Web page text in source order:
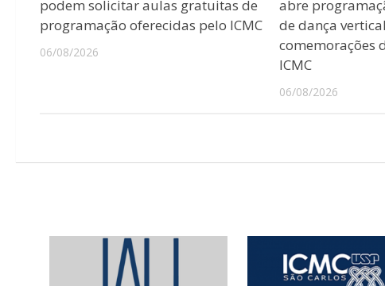
podem solicitar aulas gratuitas de
programação oferecidas pelo ICMC
06/08/2026
abre
de dança
comemorações
ICMC
06/08/2026